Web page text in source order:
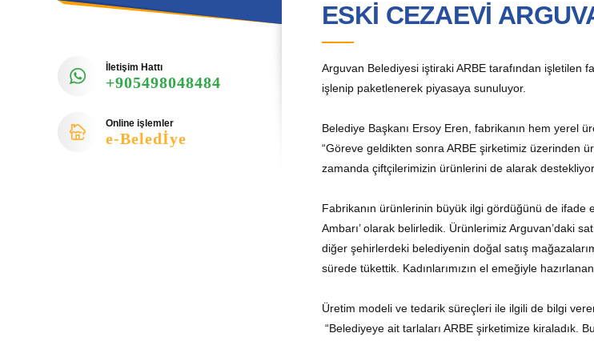
İletişim Hattı
+905498048484
Online işlemler
e-Beledİye
ESKİ CEZAEVİ
Arguvan Belediyesi iştiraki ARBE tarafından işletilen
işlenip paketlenerek piyasaya sunuluyor.
Belediye Başkanı Ersoy Eren, fabrikanın hem yerel
“Göreve geldikten sonra ARBE şirketimiz üzerinden
zamanda çiftçilerimizin ürünlerini de alarak
Fabrikanın ürünlerinin büyük ilgi gördüğünü de ifade
Ambarı’ olarak belirledik. Ürünlerimiz Arguvan’daki
diğer şehirlerdeki belediyenin doğal satış
sürede tükettik. Kadınlarımızın el emeğiyle
Üretim modeli ve tedarik süreçleri ile ilgili de bilgi
“Belediyeye ait tarlaları ARBE şirketimize kiraladık.